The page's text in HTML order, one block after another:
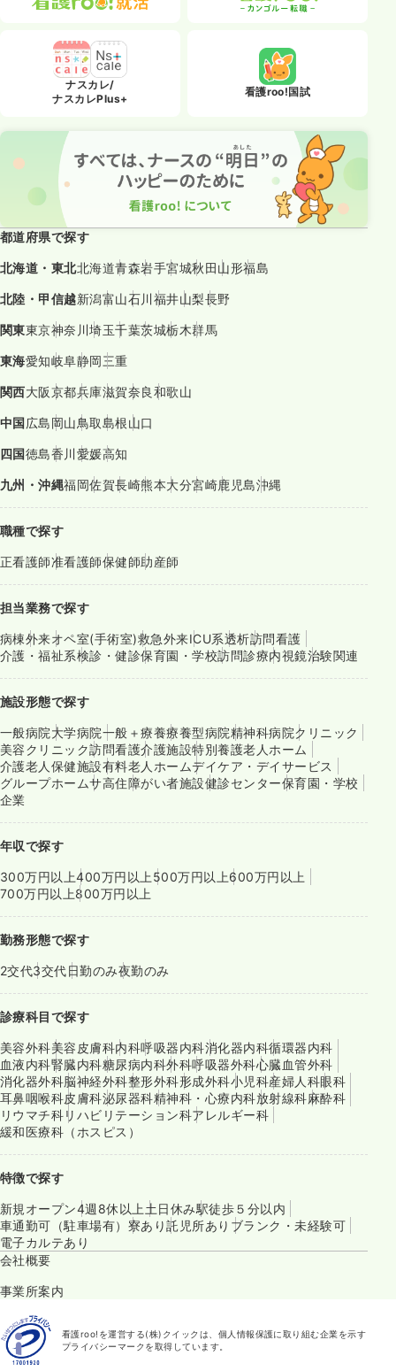
ナスカレ/
ナスカレPlus+
看護roo!国試
都道府県で探す
北海道・東北北海道青森岩手宮城秋田山形福島
北陸・甲信越新潟富山石川福井山梨長野
関東東京神奈川埼玉千葉茨城栃木群馬
東海愛知岐阜静岡三重
関西大阪京都兵庫滋賀奈良和歌山
中国広島岡山鳥取島根山口
四国徳島香川愛媛高知
九州・沖縄福岡佐賀長崎熊本大分宮崎鹿児島沖縄
職種で探す
正看護師准看護師保健師助産師
担当業務で探す
病棟外来オペ室(手術室)救急外来ICU系透析訪問看護
介護・福祉系検診・健診保育園・学校訪問診療内視鏡治験関連
施設形態で探す
一般病院大学病院一般＋療養療養型病院精神科病院クリニック
美容クリニック訪問看護介護施設特別養護老人ホーム
介護老人保健施設有料老人ホームデイケア・デイサービス
グループホームサ高住障がい者施設健診センター保育園・学校
企業
年収で探す
300万円以上400万円以上 500万円以上600万円以上
700万円以上800万円以上
勤務形態で探す
2交代3交代日勤のみ夜勤のみ
診療科目で探す
美容外科美容皮膚科内科呼吸器内科消化器内科循環器内科
血液内科腎臓内科糖尿病内科外科呼吸器外科心臓血管外科
消化器外科脳神経外科整形外科形成外科小児科産婦人科眼科
耳鼻咽喉科皮膚科泌尿器科精神科・心療内科放射線科麻酔科
リウマチ科リハビリテーション科アレルギー科
緩和医療科（ホスピス）
特徴で探す
新規オープン4週8休以上 土日休み駅徒歩５分以内
車通勤可（駐車場有） 寮あり託児所あり ブランク・未経験可
電子カルテあり
会社概要
事業所案内
看護roo!を運営する(株)クイックは、個人情報保護に取り組む企業を示す
プライバシーマークを取得しています。